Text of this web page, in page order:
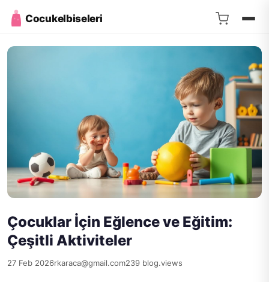
Cocukelbiseleri
Çocuklar İçin Eğlence ve Eğitim:
Çeşitli Aktiviteler
27 Feb 2026rkaraca@gmail.com239 blog.views